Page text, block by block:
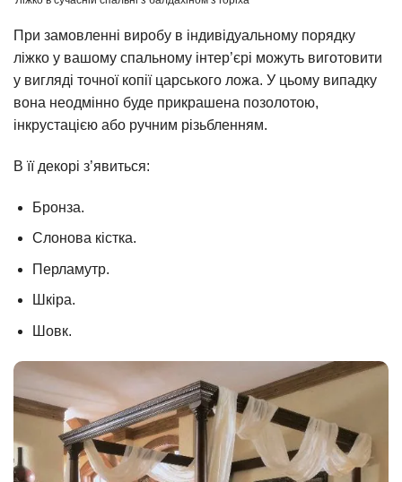
При замовленні виробу в індивідуальному порядку
ліжко у вашому спальному інтер’єрі можуть виготовити
у вигляді точної копії царського ложа. У цьому випадку
вона неодмінно буде прикрашена позолотою,
інкрустацією або ручним різьбленням.
В її декорі з’явиться:
Бронза.
Слонова кістка.
Перламутр.
Шкіра.
Шовк.